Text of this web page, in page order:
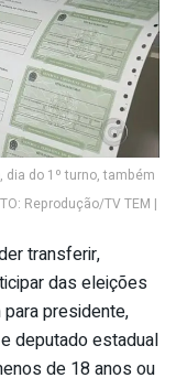
do 1º turno, também
Reprodução/TV TEM |
transferir,
das eleições
presidente,
deputado estadual
de 18 anos ou